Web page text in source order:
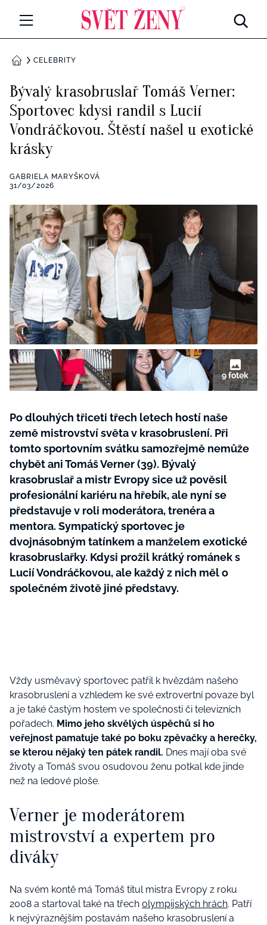
Všechny kategorie
Rozhovory
RETROHUBKY
PSYCHOLOGIE
Seberozvoj
ZDRAVÍ
Životní styl
ZÁBAVA
Všechny kategorie
Testy a kvízy
BYDLENÍ
Všechny kategorie
Tvoření
Rady a tipy
BurdaMedia
Extra
SVĚT ŽENY - 599 KČ
ROČNÍ PŘEDPLATNÉ SVĚT ŽENY +
SADA PRODUKTŮ MANA (10 ks)
DOMŮCELEBRITY
Bývalý krasobruslař Tomáš Verner:
Sportovec kdysi randil s Lucií
Vondráčkovou. Štěstí našel u exotické
krásky
GABRIELA MARYŠKOVÁ
31/03/2026
9 fotek
Po dlouhých třiceti třech letech hostí naše
země mistrovství světa v krasobruslení. Při
tomto sportovním svátku samozřejmě nemůže
chybět ani Tomáš Verner (39). Bývalý
krasobruslař a mistr Evropy sice už pověsil
profesionální kariéru na hřebík, ale nyní se
představuje v roli moderátora, trenéra a
mentora. Sympatický sportovec je
dvojnásobným tatínkem a manželem exotické
krasobruslařky. Kdysi prožil krátký románek s
Lucií Vondráčkovou, ale každý z nich měl o
společném životě jiné představy.
Vždy usměvavý sportovec patřil k hvězdám našeho
krasobruslení a vzhledem ke své extrovertní povaze byl
a je také častým hostem ve společnosti či televizních
pořadech. Mimo jeho skvělých úspěchů si ho
veřejnost pamatuje také po boku zpěvačky a herečky,
se kterou nějaký ten pátek randil. Dnes mají oba své
životy a Tomáš svou osudovou ženu potkal kde jinde
než na ledové ploše.
Verner je moderátorem
mistrovství a expertem pro
diváky
Na svém kontě má Tomáš titul mistra Evropy z roku
2008 a startoval také na třech olympijských hrách. Patří
k nejvýraznějším postavám našeho krasobruslení a